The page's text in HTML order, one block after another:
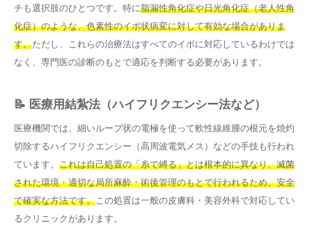
チも選択肢のひとつです。特に脂漏性角化症や日光角化症（老人性角
化症）のような、色素性のイボ状病変に対して有効な場合がありま
す。ただし、これらの治療法はすべてのイボに対応しているわけでは
なく、専門医の診断のもとで適応を判断する必要があります。
📝 医療用結紮法（ハイフリクエンシー法など）
医療機関では、細いループ状の電極を使って軟性線維腫の根元を焼灼
切除するハイフリクエンシー（高周波電気メス）などの手技も行われ
ています。 これは自己処置の「糸で縛る」とは根本的に異なり、滅菌
された環境・適切な局所麻酔・術後管理のもとで行われるため、安全
で確実な方法です。 この処置は一般の皮膚科・美容外科で対応してい
るクリニックがあります。